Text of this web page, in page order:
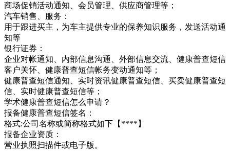
商场促销活动通知、会员管理、供应商管理等；
汽车销售、服务：
用于跟进买主，为车主提供专业的保养知识服务，发送活动通
知等
银行证券：
企业对帐通知、内部信息沟通、外部信息交流、健康普查短信
客户关怀、健康普查短信帐务变动通知等；
健康普查短信通知、实时资讯健康普查短信、买卖健康普查短
信、实时健康普查短信等；
学术健康普查短信怎么申请？
报备健康普查短信签名：
格式:公司名称或简称格式如下【****】
报备企业资质：
营业执照扫描件或电子版。